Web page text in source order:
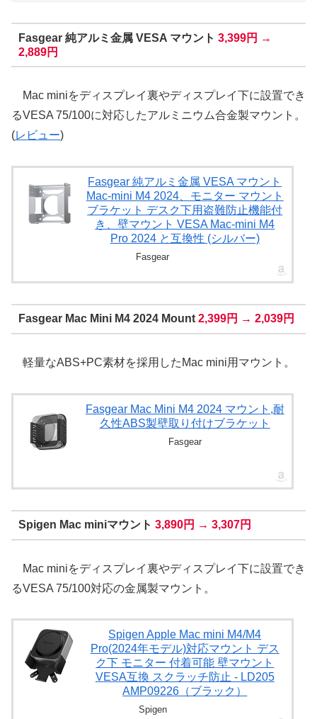
Fasgear 純アルミ金属 VESA マウント 3,399円 →
2,889円
Mac miniをディスプレイ裏やディスプレイ下に設置でき
るVESA 75/100に対応したアルミニウム合金製マウント。
(レビュー)
Fasgear 純アルミ金属 VESA マウント
Mac-mini M4 2024、モニター マウント
ブラケット デスク下用盗難防止機能付
き、壁マウント VESA Mac-mini M4
Pro 2024 と互換性 (シルバー)
Fasgear
Fasgear Mac Mini M4 2024 Mount 2,399円 → 2,039円
軽量なABS+PC素材を採用したMac mini用マウント。
Fasgear Mac Mini M4 2024 マウント,耐
久性ABS製壁取り付けブラケット
Fasgear
Spigen Mac miniマウント 3,890円 → 3,307円
Mac miniをディスプレイ裏やディスプレイ下に設置でき
るVESA 75/100対応の金属製マウント。
Spigen Apple Mac mini M4/M4
Pro(2024年モデル)対応マウント デス
ク下 モニター 付着可能 壁マウント
VESA互換 スクラッチ防止 - LD205
AMP09226（ブラック）
Spigen